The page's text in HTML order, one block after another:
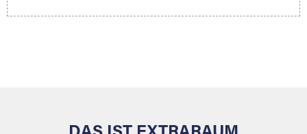
Ihr Lagergut wird bei Ihrem Extraraum Partner